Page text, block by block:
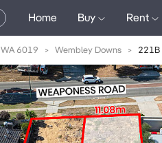
Home Buy Rent
WA 6019 > Wembley Downs > 221B